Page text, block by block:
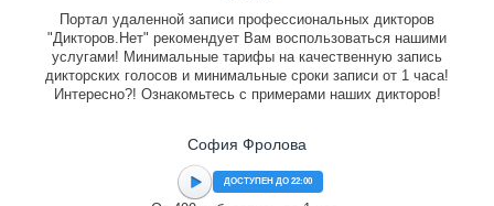
Портал удаленной записи профессиональных дикторов
"Дикторов.Нет" рекомендует Вам воспользоваться нашими
услугами! Минимальные тарифы на качественную запись
дикторских голосов и минимальные сроки записи от 1 часа!
Интересно?! Ознакомьтесь с примерами наших дикторов!
София Фролова
ДОСТУПЕН ДО 22:00